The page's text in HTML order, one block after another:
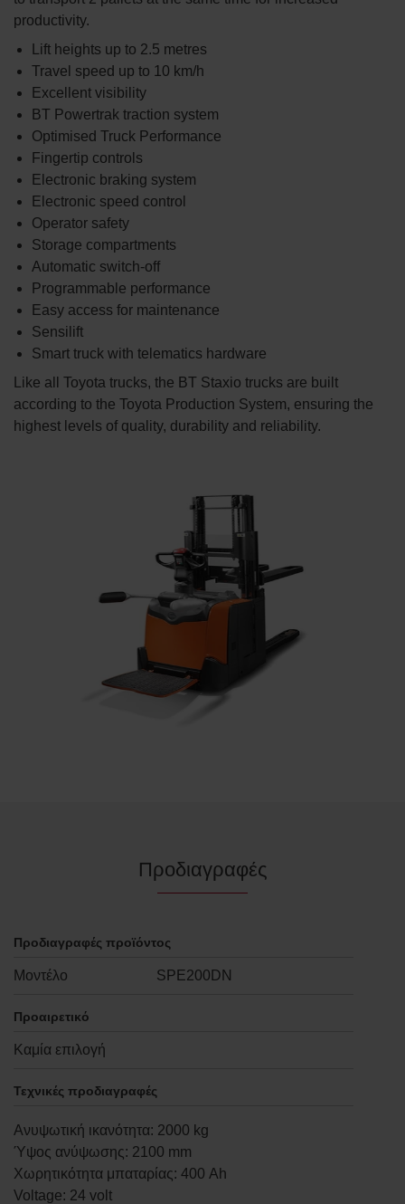
productivity.
Lift heights up to 2.5 metres
Travel speed up to 10 km/h
Excellent visibility
BT Powertrak traction system
Optimised Truck Performance
Fingertip controls
Electronic braking system
Electronic speed control
Operator safety
Storage compartments
Automatic switch-off
Programmable performance
Easy access for maintenance
Sensilift
Smart truck with telematics hardware
Like all Toyota trucks, the BT Staxio trucks are built
according to the Toyota Production System, ensuring the
highest levels of quality, durability and reliability.
Προδιαγραφές
Προδιαγραφές προϊόντος
Μοντέλο SPE200DN
Προαιρετικό
Καμία επιλογή
Τεχνικές προδιαγραφές
Ανυψωτική ικανότητα: 2000 kg
Ύψος ανύψωσης: 2100 mm
Χωρητικότητα μπαταρίας: 400 Ah
Voltage: 24 volt